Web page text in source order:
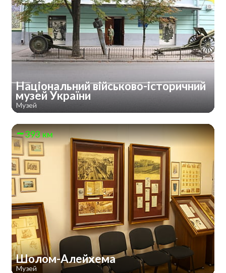
Національний військово-історичний
музей України
Музей
393 км
Шолом-Алейхема
Музей